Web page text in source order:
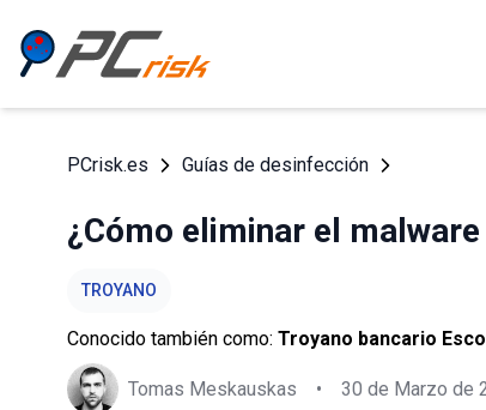
PCrisk.es Guías de desinfección
¿Cómo eliminar el
TROYANO
Conocido también como: Troyano bancario
Tomas Meskauskas • 30 de Marzo de